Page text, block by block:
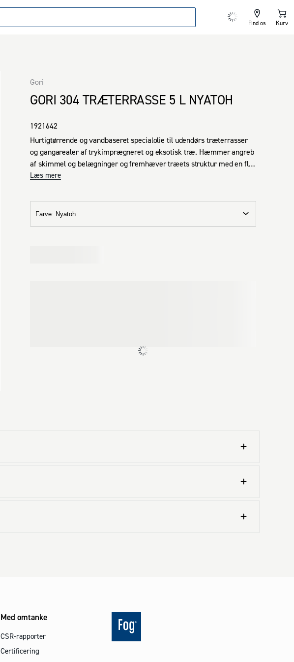
Find os Kurv
GORI 304 TRÆTERRASSE 5 L NYATOH
Gori
1921642
Hurtigtørrende og vandbaseret specialolie til udendørs træterrasser
og gangarealer af trykimprægneret og eksotisk træ. Hæmmer angreb
af skimmel og belægninger og fremhæver træets struktur med en flot
glød.
5 l.
Rækkeevne: 10-14 m² pr. liter alt efter underlagets sugeevne.
Læs mere
Farve: Nyatoh
Med omtanke
CSR-rapporter
Certificering